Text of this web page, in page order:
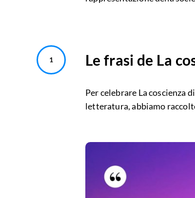
Le frasi de La
Per celebrare La coscienza
letteratura, abbiamo